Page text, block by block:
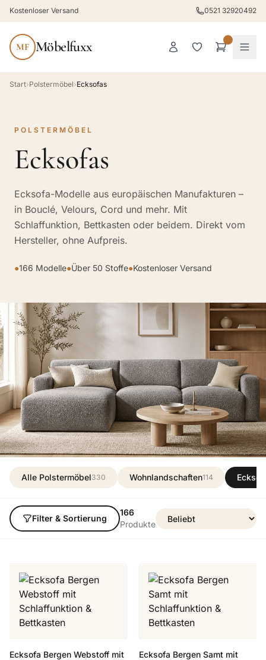
Kostenloser Versand 0521 32920492
MF Möbelfuxx
Start›Polstermöbel›Ecksofas
POLSTERMÖBEL
Ecksofas
Ecksofa-Modelle aus europäischen Manufakturen –
in Bouclé, Velours, Cord und mehr. Mit
Schlaffunktion, Bettkasten oder beidem. Direkt vom
Hersteller, ohne Aufpreis.
●166 Modelle●Über 50 Stoffe●Kostenloser Versand
Alle Polstermöbel330 Wohnlandschaften114
Filter & Sortierung
166
Produkte
Ecksofa Bergen Webstoff mit
Ecksofa Bergen Samt mit